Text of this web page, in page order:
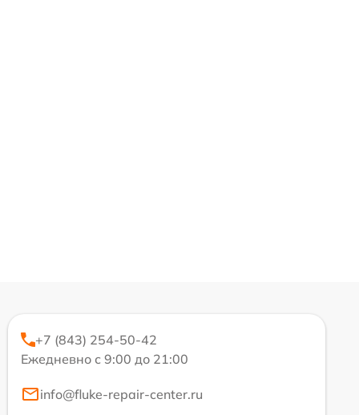
+7 (843) 254-50-42
Ежедневно с 9:00 до 21:00
info@fluke-repair-center.ru